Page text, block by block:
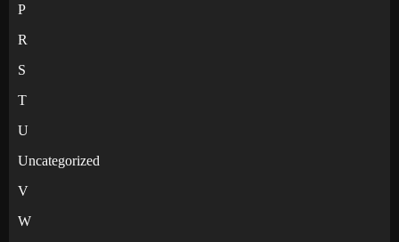
P
R
S
T
U
Uncategorized
V
W